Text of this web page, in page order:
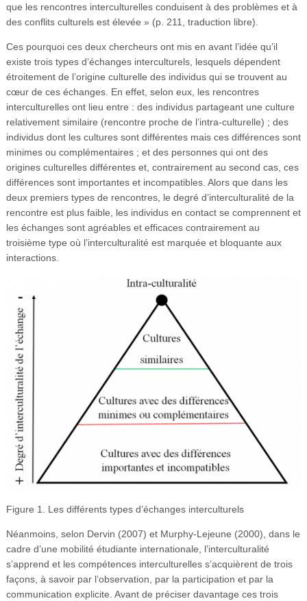
que les rencontres interculturelles conduisent à des problèmes et à
des conflits culturels est élevée » (p. 211, traduction libre).
Ces pourquoi ces deux chercheurs ont mis en avant l’idée qu’il
existe trois types d’échanges interculturels, lesquels dépendent
étroitement de l’origine culturelle des individus qui se trouvent au
cœur de ces échanges. En effet, selon eux, les rencontres
interculturelles ont lieu entre : des individus partageant une culture
relativement similaire (rencontre proche de l’intra-culturelle) ; des
individus dont les cultures sont différentes mais ces différences sont
minimes ou complémentaires ; et des personnes qui ont des
origines culturelles différentes et, contrairement au second cas, ces
différences sont importantes et incompatibles. Alors que dans les
deux premiers types de rencontres, le degré d’interculturalité de la
rencontre est plus faible, les individus en contact se comprennent et
les échanges sont agréables et efficaces contrairement au
troisième type où l’interculturalité est marquée et bloquante aux
interactions.
Figure 1. Les différents types d’échanges interculturels
Néanmoins, selon Dervin (2007) et Murphy-Lejeune (2000), dans le
cadre d’une mobilité étudiante internationale, l’interculturalité
s’apprend et les compétences interculturelles s’acquièrent de trois
façons, à savoir par l’observation, par la participation et par la
communication explicite. Avant de préciser davantage ces trois